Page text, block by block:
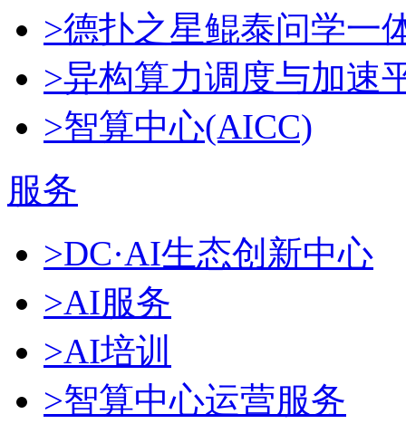
>德扑之星鲲泰问学一
>异构算力调度与加速
>智算中心(AICC)
服务
>DC·AI生态创新中心
>AI服务
>AI培训
>智算中心运营服务